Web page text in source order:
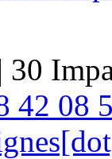
| 30
42 08